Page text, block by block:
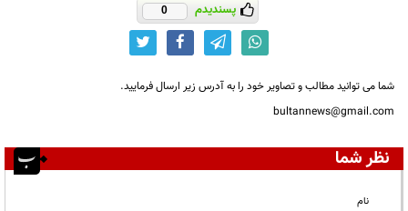
پسندیدم 0
شما می توانید مطالب و تصاویر خود را به آدرس زیر ارسال فرمایید.
bultannews@gmail.com
نظر شما
نام